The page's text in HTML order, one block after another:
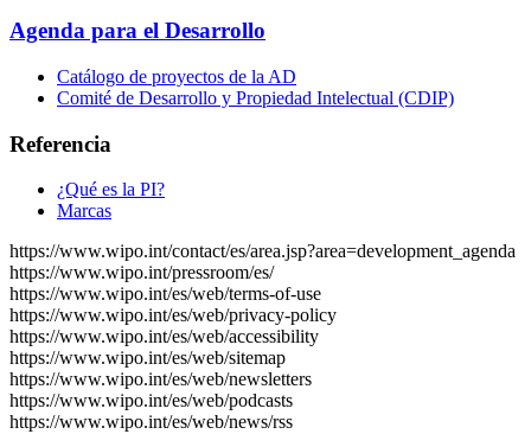
Agenda para el Desarrollo
Catálogo de proyectos de la AD
Comité de Desarrollo y Propiedad Intelectual (CDIP)
Referencia
¿Qué es la PI?
Marcas
https://www.wipo.int/contact/es/area.jsp?area=development_agenda
https://www.wipo.int/pressroom/es/
https://www.wipo.int/es/web/terms-of-use
https://www.wipo.int/es/web/privacy-policy
https://www.wipo.int/es/web/accessibility
https://www.wipo.int/es/web/sitemap
https://www.wipo.int/es/web/newsletters
https://www.wipo.int/es/web/podcasts
https://www.wipo.int/es/web/news/rss